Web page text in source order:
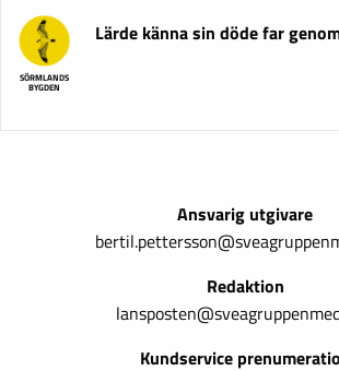
SÖRMLANDS
BYGDEN
Lärde känna sin döde far
Ansvarig utgivare
Redaktion
Kundservice